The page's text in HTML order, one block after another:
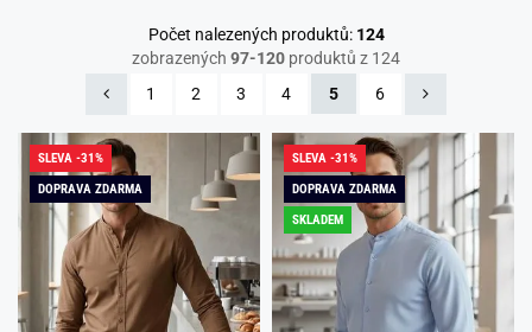
Počet nalezených produktů: 124
zobrazených 97-120produktů z 124
1
2 3 4 5 6
SLEVA -31%
DOPRAVA ZDARMA
SLEVA -31%
DOPRAVA ZDARMA
SKLADEM